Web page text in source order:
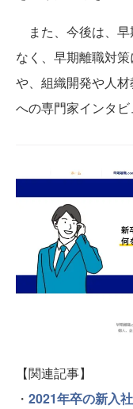
また、今後は、早
なく、早期離職対
や、組織開発や人
への専門家インタビ
【関連記事】
・ 2021年卒の新入